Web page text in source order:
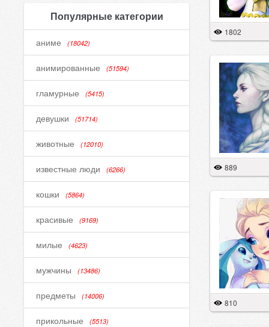
Популярные категории
аниме (18042)
анимированные (51594)
гламурные (5415)
девушки (51714)
животные (12010)
известные люди (6266)
кошки (5864)
красивые (9169)
милые (4623)
мужчины (13486)
предметы (14006)
прикольные (5513)
1802
889
810